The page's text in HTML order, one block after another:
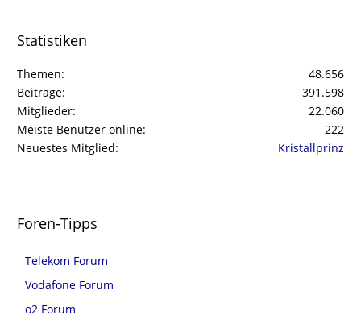
Statistiken
Themen
48.656
Beiträge
391.598
Mitglieder
22.060
Meiste Benutzer online
222
Neuestes Mitglied
Kristallprinz
Foren-Tipps
Telekom Forum
Vodafone Forum
o2 Forum